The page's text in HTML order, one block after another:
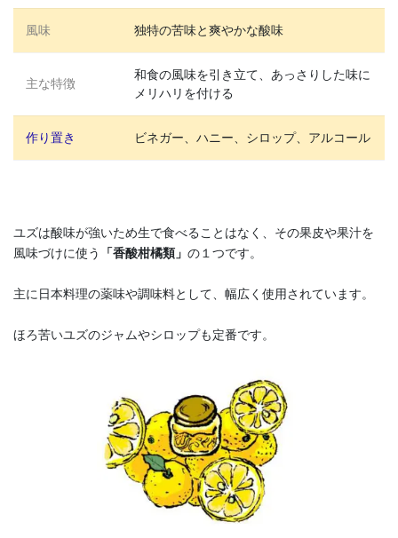
風味 独特の苦味と爽やかな酸味
主な特徴
和食の風味を引き立て、あっさりした味に
メリハリを付ける
作り置き ビネガー、ハニー、シロップ、アルコール
ユズは酸味が強いため生で食べることはなく、その果皮や果汁を
風味づけに使う
「香酸柑橘類」 の１つです。
主に日本料理の薬味や調味料として、幅広く使用されています。
ほろ苦いユズのジャムやシロップも定番です。